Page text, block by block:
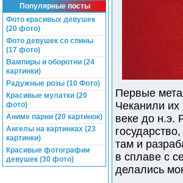
Популярные посты
Фото красивых девушек
(20 фото)
Фото девушек со спины
(17 фото)
Вампиры и оборотни (24
картинки)
Радужные розы (10 Фото)
Красивые мулатки (20
фото)
Аниме парни (20 картинок)
Ангелы на картинках (23
картинки)
Красивые фотографии
девушек (30 фото)
Первые
Чеканили
веке до н.э.
там и
в сплаве с
делались